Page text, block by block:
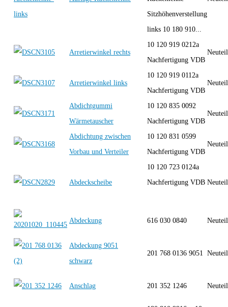
Sitzhöhenverstellung
links 10 180 910...
Arretierwinkel rechts
10 120 919 0212a
Nachfertigung VDB
Arretierwinkel links
10 120 919 0112a
Nachfertigung VDB
Abdichtgummi
Wärmetauscher
10 120 835 0092
Nachfertigung VDB
Abdichtung zwischen
Vorbau und Verteiler
10 120 831 0599
Nachfertigung VDB
Abdeckscheibe
10 120 723 0124a
Nachfertigung VDB
Abdeckung 616 030 0840
Abdeckung 9051
schwarz
201 768 0136 9051
Anschlag 201 352 1246